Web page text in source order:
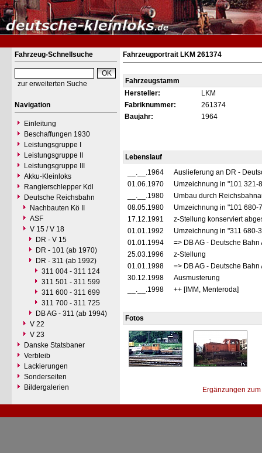
Fahrzeug-Schnellsuche
zur erweiterten Suche
Navigation
Einleitung
Beschaffungen 1930
Leistungsgruppe I
Leistungsgruppe II
Leistungsgruppe III
Akku-Kleinloks
Rangierschlepper Kdl
Deutsche Reichsbahn
Nachbauten Kö II
ASF
V 15 / V 18
DR - V 15
DR - 101 (ab 1970)
DR - 311 (ab 1992)
311 004 - 311 124
311 501 - 311 599
311 600 - 311 699
311 700 - 311 725
DB AG - 311 (ab 1994)
V 22
V 23
Danske Statsbaner
Verbleib
Lackierungen
Sonderseiten
Bildergalerien
Fahrzeugportrait LKM 261374
Fahrzeugstamm
Hersteller:
LKM
Fabriknummer:
261374
Baujahr:
1964
Lebenslauf
__.__.1964
Auslieferung an DR -
01.06.1970
Umzeichnung in "101 321-
__.__.1980
Umbau durch
08.05.1980
Umzeichnung in "101 680-
17.12.1991
z-Stellung konserviert
01.01.1992
Umzeichnung in "311 680-
01.01.1994
=> DB AG - Deutsche
25.03.1996
z-Stellung
01.01.1998
=> DB AG - Deutsche
30.12.1998
Ausmusterung
__.__.1998
++ [IMM, Menteroda]
Fotos
Ergänzungen